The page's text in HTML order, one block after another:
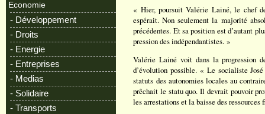
Economie
- Développement
- Droits
- Energie
- Entreprises
- Medias
- Solidaire
- Transports
« Hier, poursuit Valérie Lainé, le chef
espérait. Non seulement la majorité
précédentes. Et sa position est d’autant
pression des indépendantistes. »
Valérie Lainé voit dans la progression
d’évolution possible. « Le socialiste
statuts des autonomies locales au
prêchait le statu quo. Il devrait pouvoir
les arrestations et la baisse des ressources